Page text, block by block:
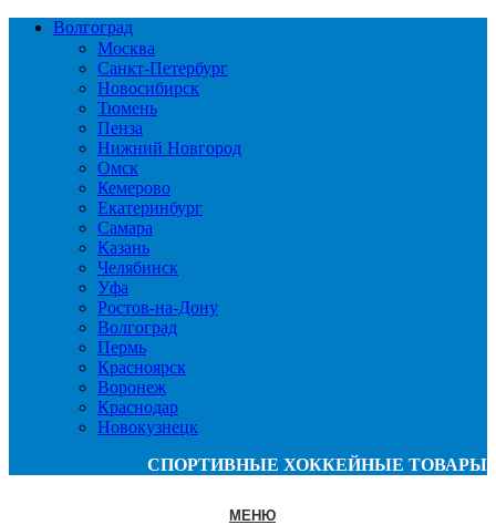
Волгоград
Москва
Санкт-Петербург
Новосибирск
Тюмень
Пенза
Нижний Новгород
Омск
Кемерово
Екатеринбург
Самара
Казань
Челябинск
Уфа
Ростов-на-Дону
Волгоград
Пермь
Красноярск
Воронеж
Краснодар
Новокузнецк
СПОРТИВНЫЕ ХОККЕЙНЫЕ ТОВАРЫ
МЕНЮ